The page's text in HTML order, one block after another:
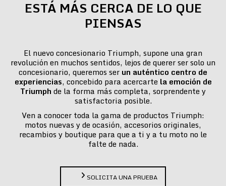
ESTÁ MÁS CERCA DE LO QUE
PIENSAS
El nuevo concesionario Triumph, supone una gran
revolución en muchos sentidos, lejos de querer ser solo un
concesionario, queremos ser un auténtico centro de
experiencias, concebido para acercarte la emoción de
Triumph de la forma más completa, sorprendente y
satisfactoria posible.
Ven a conocer toda la gama de productos Triumph:
motos nuevas y de ocasión, accesorios originales,
recambios y boutique para que a ti y a tu moto no le
falte de nada.
SOLICITA UNA PRUEBA